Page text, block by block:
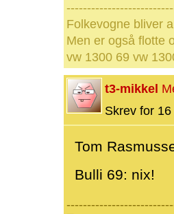
Folkevogne bliver
Men er også flotte
vw 1300 69 vw
t3-mikkel
Skrev for
Tom
Bulli 69: nix!